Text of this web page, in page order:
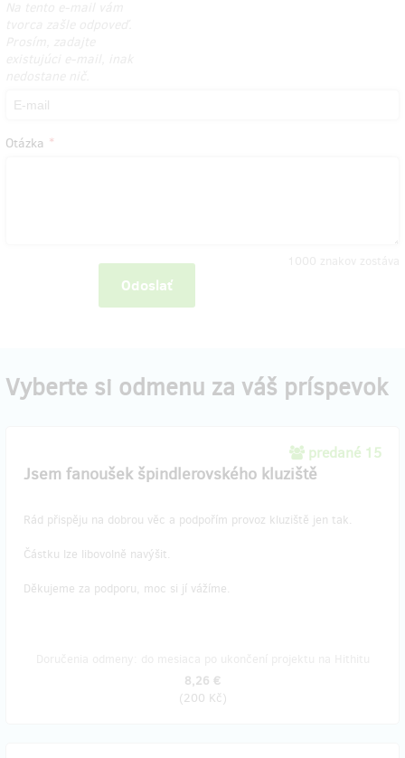
Otázka
Odoslať
Vyberte si odmenu za váš príspevok
predané 15
Jsem fanoušek špindlerovského kluziště
Rád přispěju na dobrou věc a podpořím provoz kluziště jen tak.
Částku lze libovolně navýšit.
Děkujeme za podporu, moc si jí vážíme.
8,26 €
(200 Kč)